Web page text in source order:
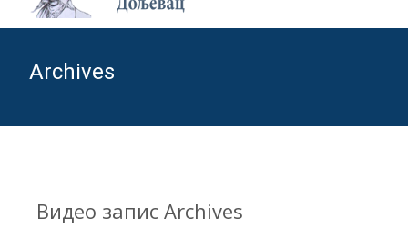
Archives
Видео записArchives